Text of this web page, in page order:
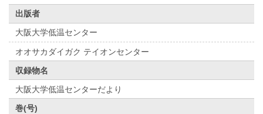
出版者
大阪大学低温センター
オオサカダイガク テイオンセンター
収録物名
大阪大学低温センターだより
巻(号)